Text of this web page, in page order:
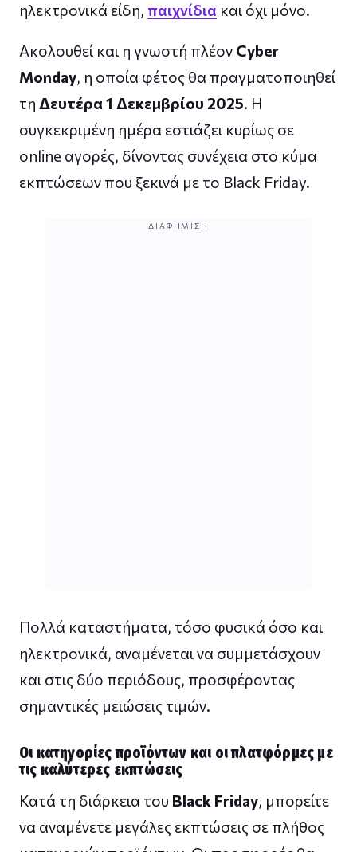
ηλεκτρονικά είδη, παιχνίδια και όχι μόνο.
Ακολουθεί και η γνωστή πλέον Cyber
Monday, η οποία φέτος θα πραγματοποιηθεί
τη Δευτέρα 1 Δεκεμβρίου 2025. Η
συγκεκριμένη ημέρα εστιάζει κυρίως σε
online αγορές, δίνοντας συνέχεια στο κύμα
εκπτώσεων που ξεκινά με το Black Friday.
ΔΙΑΦΉΜΙΣΗ
Πολλά καταστήματα, τόσο φυσικά όσο και
ηλεκτρονικά, αναμένεται να συμμετάσχουν
και στις δύο περιόδους, προσφέροντας
σημαντικές μειώσεις τιμών.
Οι κατηγορίες προϊόντων και οι πλατφόρμες με
τις καλύτερες εκπτώσεις
Κατά τη διάρκεια του Black Friday, μπορείτε
να αναμένετε μεγάλες εκπτώσεις σε πλήθος